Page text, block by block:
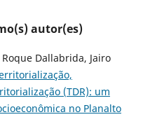
autor(es)
Dallabrida, Jairo
(TDR): um
no Planalto